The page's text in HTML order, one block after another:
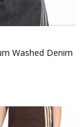
Washed Denim